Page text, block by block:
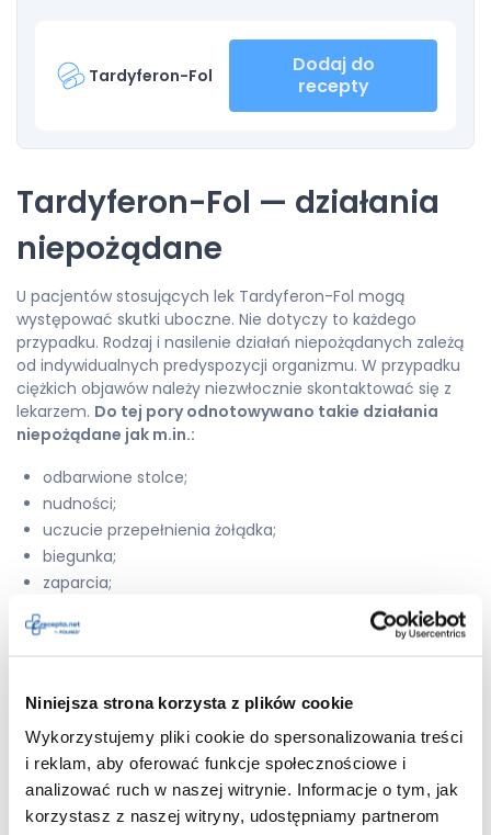
Niniejsza strona korzysta z plików cookie
Wykorzystujemy pliki cookie do spersonalizowania treści
i reklam, aby oferować funkcje społecznościowe i
analizować ruch w naszej witrynie. Informacje o tym, jak
korzystasz z naszej witryny, udostępniamy partnerom
Tardyferon-Fol
Dodaj do
recepty
Tardyferon-Fol — działania
niepożądane
U pacjentów stosujących lek Tardyferon-Fol mogą
występować skutki uboczne. Nie dotyczy to każdego
przypadku. Rodzaj i nasilenie działań niepożądanych zależą
od indywidualnych predyspozycji organizmu. W przypadku
ciężkich objawów należy niezwłocznie skontaktować się z
lekarzem. Do tej pory odnotowywano takie działania
niepożądane jak m.in.:
odbarwione stolce;
nudności;
uczucie przepełnienia żołądka;
biegunka;
zaparcia;
czerwona wysypka skórna (wysypka rumieniowa);
wymioty;
nietypowe stolce;
obrzęk gardła (obrzęk krtani);
dyskomfort i ból w górnej części brzucha
(niestrawność);